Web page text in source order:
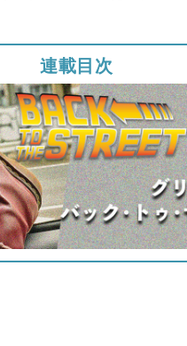
連載目次